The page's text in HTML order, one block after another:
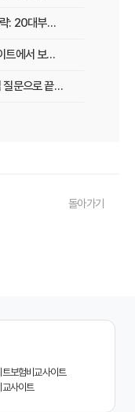
[나이별] 치아보험 비교사이트 활용 전략: 20대부터 60대까지 맞춤 가이드
임플란트 vs 브릿지, 치아보험 비교사이트에서 보장 범위 꼼꼼하게 확인하는 꿀팁
치아보험 비교사이트 선택, 3가지 핵심 질문으로 끝내기
3가지 꿀팁
돌아가기
트보험비교사이트
사이트